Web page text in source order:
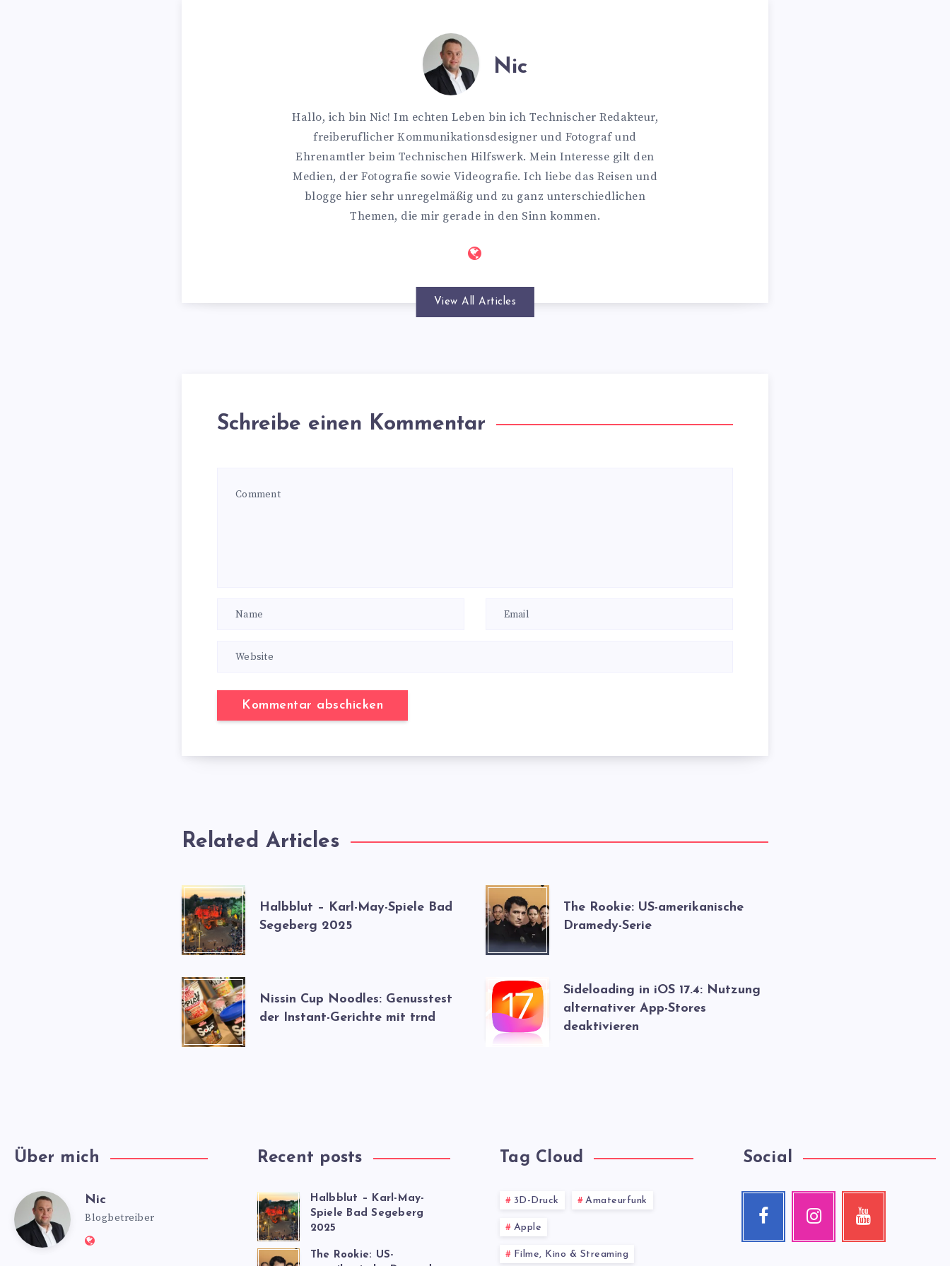
Nic
Hallo, ich bin Nic! Im echten Leben bin ich Technischer Redakteur,
freiberuflicher Kommunikationsdesigner und Fotograf und
Ehrenamtler beim Technischen Hilfswerk. Mein Interesse gilt den
Medien, der Fotografie sowie Videografie. Ich liebe das Reisen und
blogge hier sehr unregelmäßig und zu ganz unterschiedlichen
Themen, die mir gerade in den Sinn kommen.
View All Articles
Schreibe einen Kommentar
Related Articles
Halbblut – Karl-May-Spiele Bad
Segeberg 2025
The Rookie: US-amerikanische
Dramedy-Serie
Nissin Cup Noodles: Genusstest
der Instant-Gerichte mit trnd
Sideloading in iOS 17.4: Nutzung
alternativer App-Stores
deaktivieren
Über mich
Nic Nic
Blogbetreiber
Website:
Recent posts
Halbblut – Karl-May-
Spiele Bad Segeberg
2025
The Rookie: US-
Tag Cloud
3D-Druck Amateurfunk
Apple
Filme, Kino & Streaming
Social
Facebook
Follow
Instagram
Our
Youtube
Check